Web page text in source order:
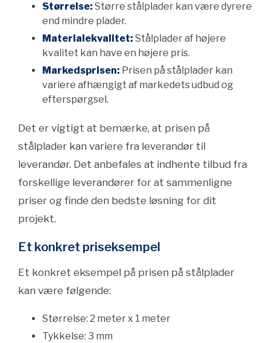
Størrelse: Større stålplader kan være dyrere
end mindre plader.
Materialekvalitet: Stålplader af højere
kvalitet kan have en højere pris.
Markedsprisen: Prisen på stålplader kan
variere afhængigt af markedets udbud og
efterspørgsel.
Det er vigtigt at bemærke, at prisen på
stålplader kan variere fra leverandør til
leverandør. Det anbefales at indhente tilbud fra
forskellige leverandører for at sammenligne
priser og finde den bedste løsning for dit
projekt.
Et konkret priseksempel
Et konkret eksempel på prisen på stålplader
kan være følgende:
Størrelse: 2 meter x 1 meter
Tykkelse: 3 mm